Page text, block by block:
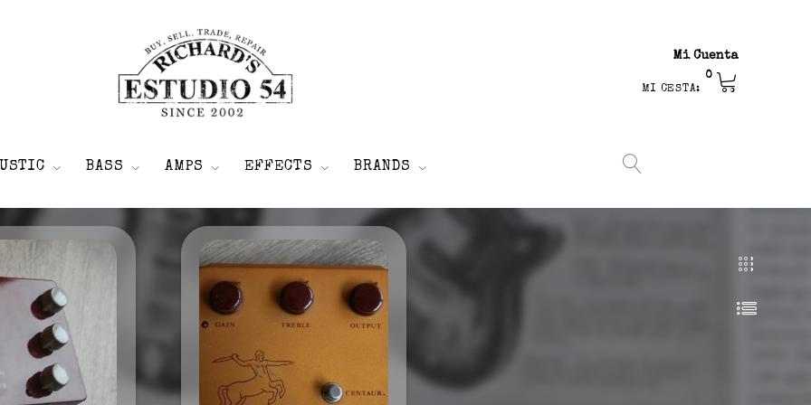
Mi Cuenta
MI CESTA:
0
BASS AMPS EFFECTS BRANDS